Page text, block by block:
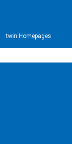
twin Homepages